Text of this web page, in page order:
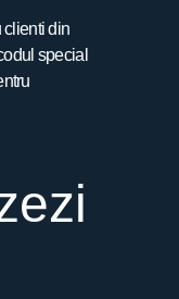
clienti din
special